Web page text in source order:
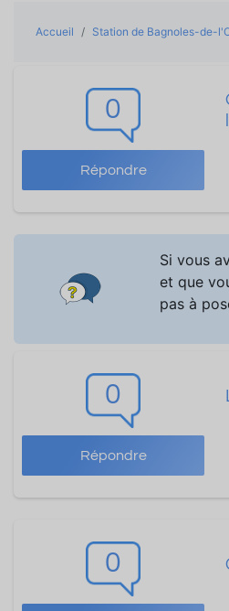
Accueil Station de Bagnoles-de-
0
Répondre
Si vous
et que
pas à
0
Répondre
0